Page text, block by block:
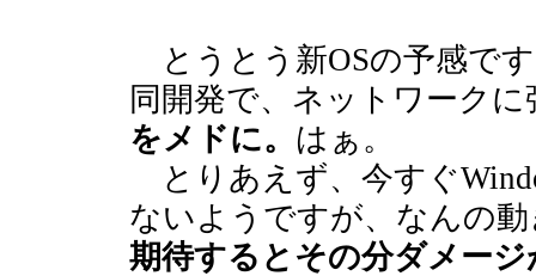
とうとう新OSの予感で
同開発で、ネットワーク
をメドに。 はぁ。
とりあえず、今すぐ
ないようですが、なんの
期待するとその分ダメー